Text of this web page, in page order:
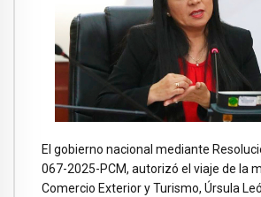
El gobierno nacional mediante
067-2025-PCM, autorizó el viaje de la
Comercio Exterior y Turismo, Úrsula